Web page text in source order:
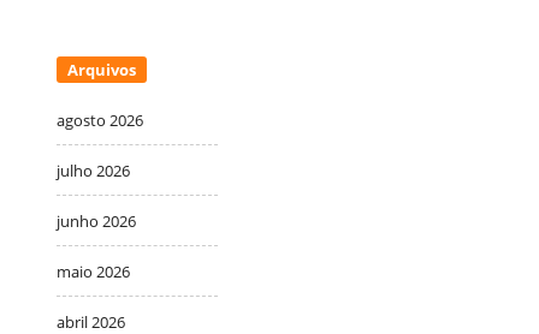
Arquivos
agosto 2026
julho 2026
junho 2026
maio 2026
abril 2026